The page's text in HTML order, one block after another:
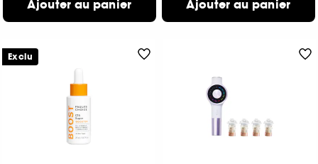
Ajouter au panier Ajouter au panier
Exclu